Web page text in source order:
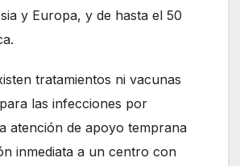
y Europa, y de hasta el 50
tratamientos ni vacunas
las infecciones por
atención de apoyo temprana
inmediata a un centro con